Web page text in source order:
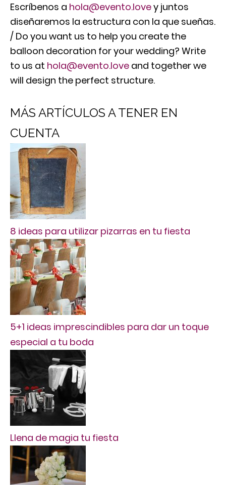
Escríbenos a hola@evento.lovey juntos
diseñaremos la estructura con la que sueñas.
/ Do you want us to help you create the
balloon decoration for your wedding? Write
to us at hola@evento.love and together we
will design the perfect structure.
MÁS ARTÍCULOS A TENER EN
CUENTA
8 ideas para utilizar pizarras en tu fiesta
5+1 ideas imprescindibles para dar un toque
especial a tu boda
Llena de magia tu fiesta